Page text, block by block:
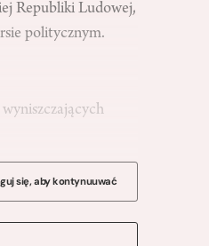
Republiki Ludowej,
politycznym.
się, aby kontynuuwać